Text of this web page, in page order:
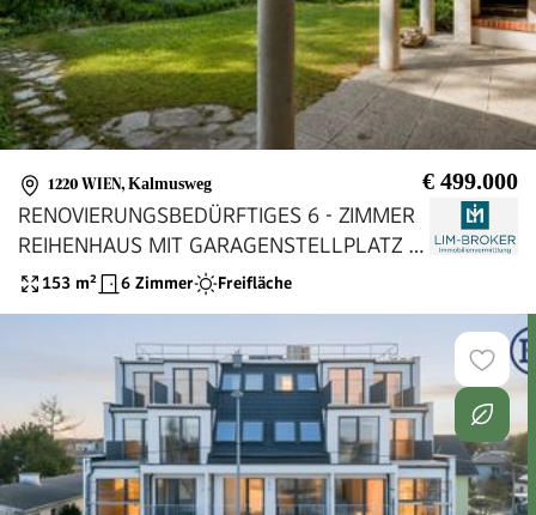
1220 WIEN, Kalmusweg € 499.000
RENOVIERUNGSBEDÜRFTIGES 6 - ZIMMER
REIHENHAUS MIT GARAGENSTELLPLATZ /
NÄHE GEWERBEPARK STADLAU
153 m² 6 Zimmer Freifläche